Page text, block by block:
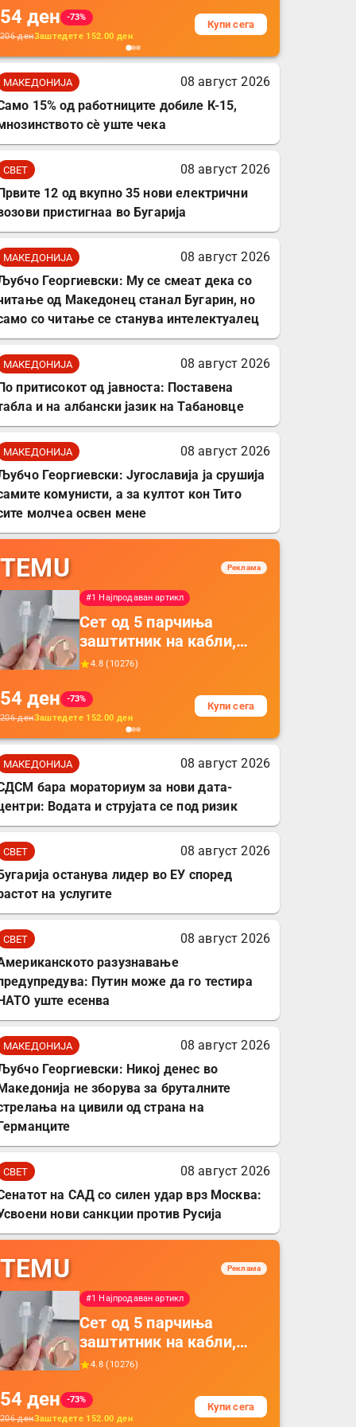
додатоци за заштита на
кабли, без батерија, за
мобилни телефони,
комплет за заштита на
54 ден
-73%
206денЗаштедете 152.00 ден
Купи сега
МАКЕДОНИЈА
08 август 2026
15% од работниците добиле К-15,
сè уште чека
СВЕТ
08 август 2026
12 од вкупно 35 нови електрични
пристигнаа во Бугарија
МАКЕДОНИЈА
08 август 2026
Георгиевски: Му се смеат дека со
од Македонец станал Бугарин, но
со читање се станува интелектуалец
МАКЕДОНИЈА
08 август 2026
притисокот од јавноста: Поставена
и на албански јазик на Табановце
МАКЕДОНИЈА
08 август 2026
Георгиевски: Југославија ја срушија
комунисти, а за култот кон Тито
молчеа освен мене
TEMU Реклама
#1 Најпродаван артикл
Сет од 5 парчиња
заштитник на кабли,
прекривка за заштита
додатоци за заштита на
кабли, без батерија, за
мобилни телефони,
комплет за заштита на
4.8 (10276)
54 ден
-73%
206денЗаштедете 152.00 ден
Купи сега
МАКЕДОНИЈА
08 август 2026
бара мораториум за нови дата-
Водата и струјата се под ризик
СВЕТ
08 август 2026
останува лидер во ЕУ според
на услугите
СВЕТ
08 август 2026
разузнавање
Путин може да го тестира
уште есенва
МАКЕДОНИЈА
08 август 2026
Георгиевски: Никој денес во
не зборува за бруталните
на цивили од страна на
СВЕТ
08 август 2026
на САД со силен удар врз Москва:
нови санкции против Русија
TEMU Реклама
#1 Најпродаван артикл
Сет од 5 парчиња
заштитник на кабли,
прекривка за заштита
додатоци за заштита на
кабли, без батерија, за
4.8 (10276)
54 ден
-73%
206денЗаштедете 152.00 ден
Купи сега